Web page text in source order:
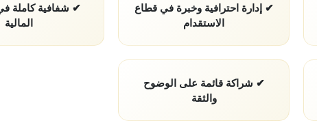
✔ إدارة احترافية وخبرة في قطاع
الاستقدام
✔ شفافية كاملة
المالية
✔ شراكة قائمة على الوضوح
والثقة